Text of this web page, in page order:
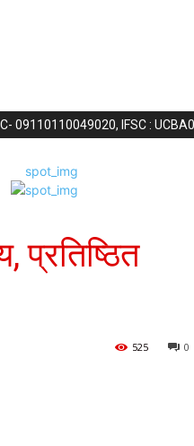
IFSC :
प्रतिष्ठित
0
525